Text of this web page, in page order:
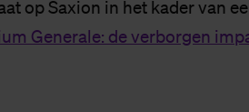
op Saxion in het kader van
Generale: de verborgen